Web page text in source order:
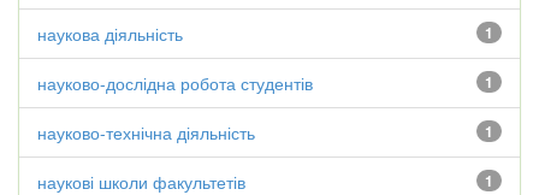
1
наукова діяльність
1
науково-дослідна робота студентів
1
науково-технічна діяльність
1
наукові школи факультетів